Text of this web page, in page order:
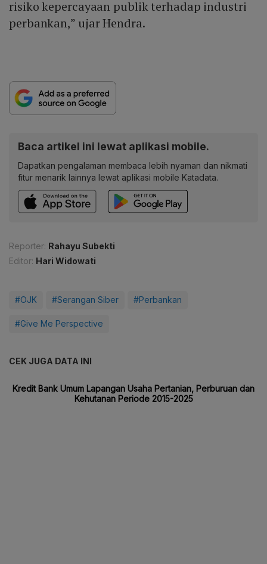
risiko kepercayaan publik terhadap industri
perbankan,” ujar Hendra.
Baca artikel ini lewat aplikasi mobile.
Dapatkan pengalaman membaca lebih nyaman dan nikmati
fitur menarik lainnya lewat aplikasi mobile Katadata.
Reporter: Rahayu Subekti
Editor: Hari Widowati
#OJK #Serangan Siber #Perbankan
#Give Me Perspective
CEK JUGA DATA INI